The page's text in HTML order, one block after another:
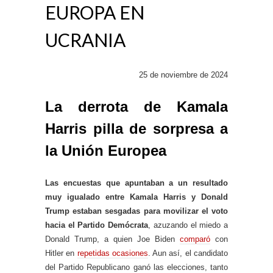
EUROPA EN
UCRANIA
25 de noviembre de 2024
La derrota de Kamala
Harris pilla de sorpresa a
la Unión Europea
Las encuestas que apuntaban a un resultado
muy igualado entre Kamala Harris y Donald
Trump estaban sesgadas para movilizar el voto
hacia el Partido Demócrata , azuzando el miedo a
Donald Trump, a quien Joe Biden comparó con
Hitler en repetidas ocasiones . Aun así, el candidato
del Partido Republicano ganó las elecciones, tanto